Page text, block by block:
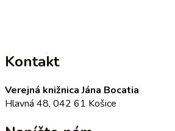
Kontakt
Verejná knižnica Jána Bocatia
Hlavná 48, 042 61 Košice